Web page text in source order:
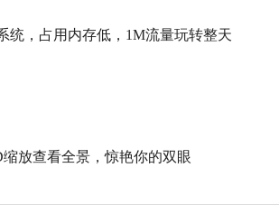
统，占用内存低， 1M流量玩转整天
缩放查看全景，惊艳你的双眼